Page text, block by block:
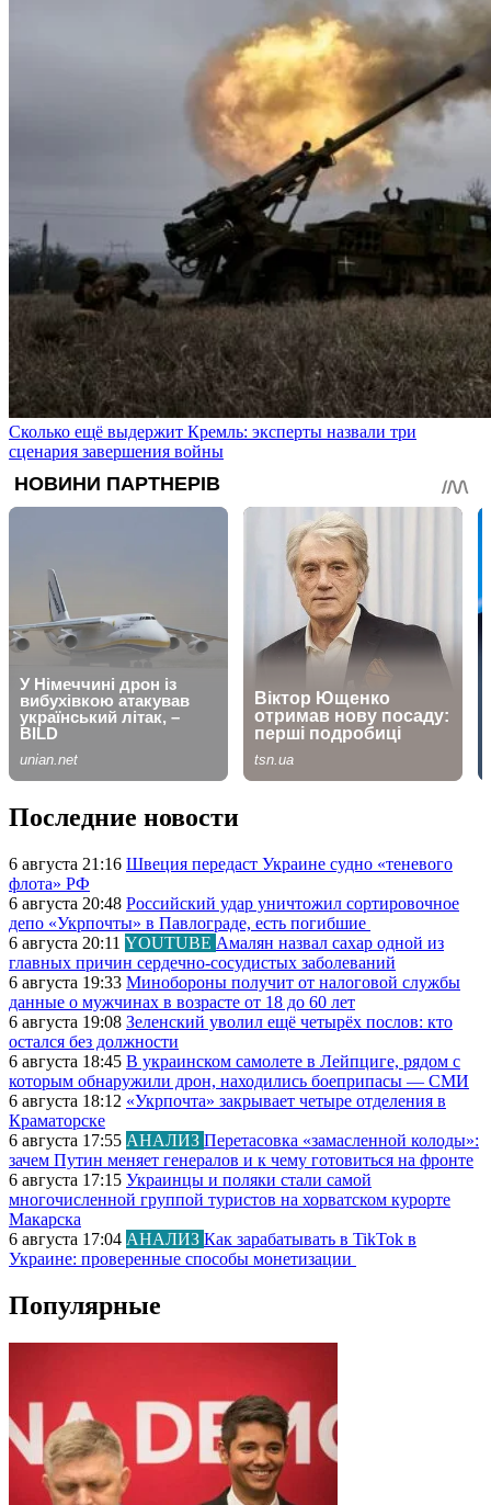
Сколько ещё выдержит Кремль: эксперты назвали три
сценария завершения войны
Последние новости
6 августа 21:16 Швеция передаст Украине судно «теневого
флота» РФ
6 августа 20:48 Российский удар уничтожил сортировочное
депо «Укрпочты» в Павлограде, есть погибшие
6 августа 20:11 YOUTUBE Амалян назвал сахар одной из
главных причин сердечно-сосудистых заболеваний
6 августа 19:33 Минобороны получит от налоговой службы
данные о мужчинах в возрасте от 18 до 60 лет
6 августа 19:08 Зеленский уволил ещё четырёх послов: кто
остался без должности
6 августа 18:45 В украинском самолете в Лейпциге, рядом с
которым обнаружили дрон, находились боеприпасы — СМИ
6 августа 18:12 «Укрпочта» закрывает четыре отделения в
Краматорске
6 августа 17:55 АНАЛИЗ Перетасовка «замасленной колоды»:
зачем Путин меняет генералов и к чему готовиться на фронте
6 августа 17:15 Украинцы и поляки стали самой
многочисленной группой туристов на хорватском курорте
Макарска
6 августа 17:04 АНАЛИЗ Как зарабатывать в TikTok в
Украине: проверенные способы монетизации
Популярные